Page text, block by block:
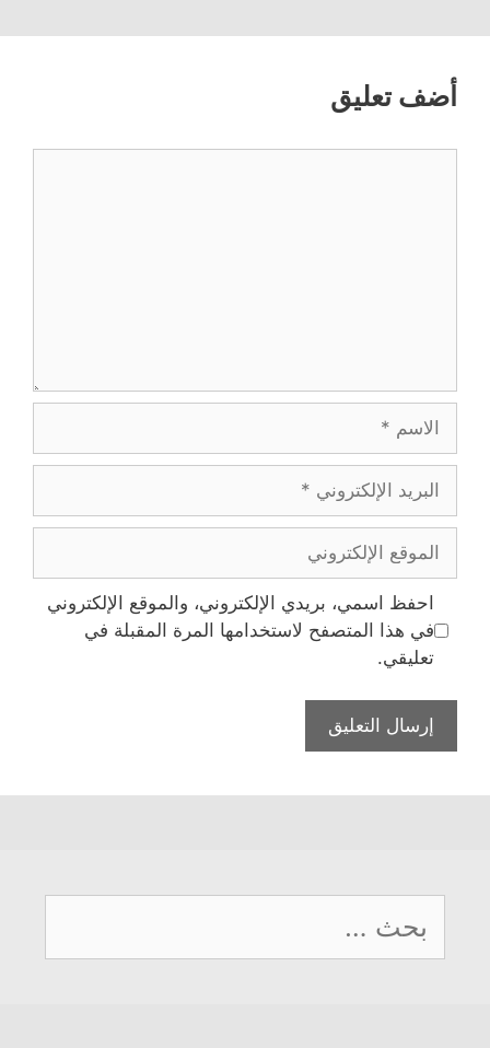
أضف تعليق
الاسم
البريد
الإلكتروني
الموقع
الإلكتروني
احفظ اسمي، بريدي الإلكتروني، والموقع الإلكتروني
في هذا المتصفح لاستخدامها المرة المقبلة في
تعليقي.
عن: